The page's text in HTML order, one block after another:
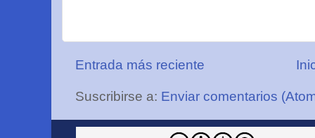
Entrada más reciente
Suscribirse a: Enviar comentarios